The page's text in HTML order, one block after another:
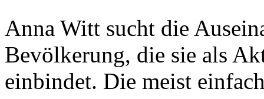
Anna Witt sucht die
Bevölkerung, die sie als
einbindet. Die meist